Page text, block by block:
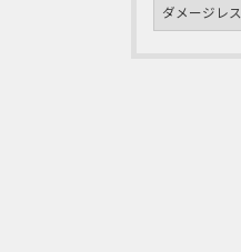
ダメージレス